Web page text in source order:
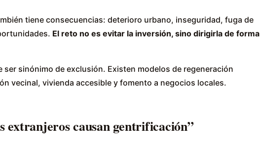
tiene consecuencias: deterioro urbano, inseguridad, fuga de
El reto no es evitar la inversión, sino dirigirla de forma
ser sinónimo de exclusión. Existen modelos de regeneración
vecinal, vivienda accesible y fomento a negocios locales.
extranjeros causan gentrificación”